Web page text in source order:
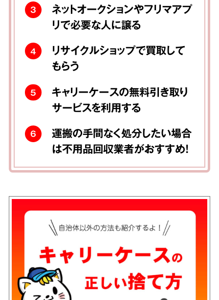
3
ネットオークションやフリマアプ
リで必要な人に譲る
4
リサイクルショップで買取して
もらう
5
キャリーケースの無料引き取り
サービスを利用する
6
運搬の手間なく処分したい場合
は不用品回収業者がおすすめ！